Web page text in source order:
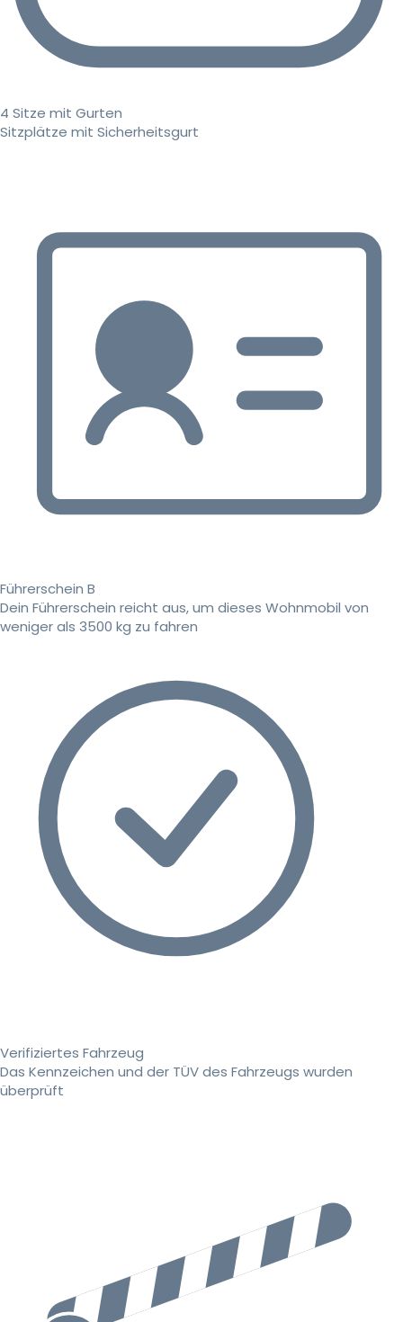
4 Sitze mit Gurten
Sitzplätze mit Sicherheitsgurt
Führerschein B
Dein Führerschein reicht aus, um dieses Wohnmobil von
weniger als 3500 kg zu fahren
Verifiziertes Fahrzeug
Das Kennzeichen und der TÜV des Fahrzeugs wurden
überprüft